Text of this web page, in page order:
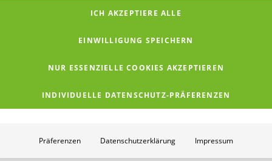
K&K Pressemitteilungen
ICH AKZEPTIERE ALLE
EINWILLIGUNG SPEICHERN
NUR ESSENZIELLE COOKIES AKZEPTIEREN
INDIVIDUELLE DATENSCHUTZ-PRÄFERENZEN
Präferenzen Datenschutzerklärung Impressum